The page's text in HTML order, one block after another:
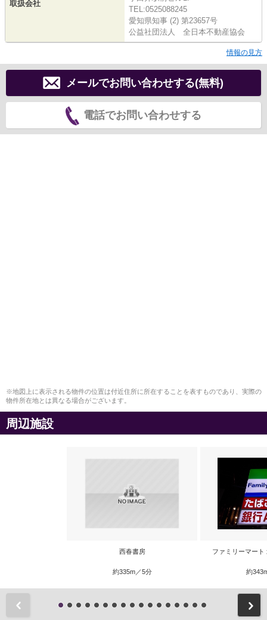
取扱会社
TEL:0525088245
愛知県知事 (2) 第23657号
公益社団法人 全日本不動産協会
情報の見方
メールでお問い合わせする(無料)
電話でお問い合わせする
※地図上に表示される物件の位置は付近住所に所在することを表すものであり、実際の
物件所在地とは異なる場合がございます。
周辺施設
西春書房
約335m／5分
ファミリーマー
約